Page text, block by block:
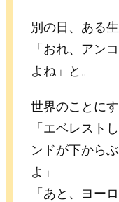
別の日、ある
「おれ、アン
よね」と。
世界のことに
「エベレスト
ンドが下から
よ」
「あと、ヨー